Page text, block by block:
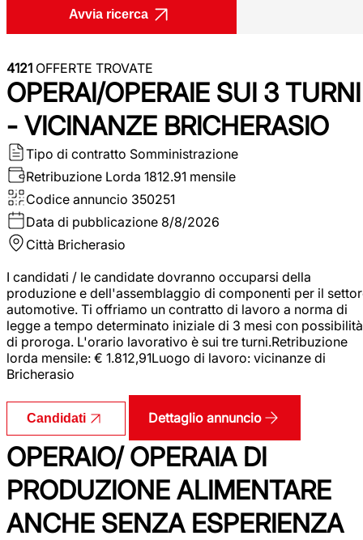
Avvia ricerca
4121 OFFERTE TROVATE
OPERAI/OPERAIE SUI 3 TURNI
- VICINANZE BRICHERASIO
Tipo di contratto Somministrazione
Retribuzione Lorda 1812.91 mensile
Codice annuncio 350251
Data di pubblicazione 8/8/2026
Città Bricherasio
I candidati / le candidate dovranno occuparsi della
produzione e dell'assemblaggio di componenti per il
automotive. Ti offriamo un contratto di lavoro a norma di
legge a tempo determinato iniziale di 3 mesi con possibilità
di proroga. L'orario lavorativo è sui tre turni.Retribuzione
lorda mensile: € 1.812,91Luogo di lavoro: vicinanze di
Bricherasio
Candidati Dettaglio annuncio
OPERAIO/ OPERAIA DI
PRODUZIONE ALIMENTARE
ANCHE SENZA ESPERIENZA